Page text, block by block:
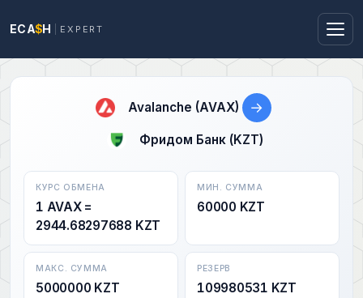
ECA$H EXPERT
Avalanche (AVAX) →
Фридом Банк (KZT)
КУРС ОБМЕНА
1 AVAX =
2944.68297688 KZT
МИН. СУММА
60000 KZT
МАКС. СУММА
5000000 KZT
РЕЗЕРВ
109980531 KZT